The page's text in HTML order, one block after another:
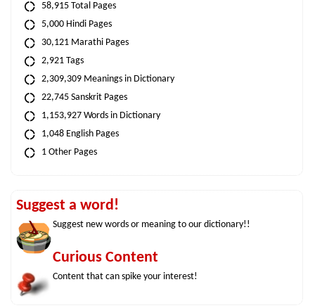
58,915 Total Pages
5,000 Hindi Pages
30,121 Marathi Pages
2,921 Tags
2,309,309 Meanings in Dictionary
22,745 Sanskrit Pages
1,153,927 Words in Dictionary
1,048 English Pages
1 Other Pages
Suggest a word!
Suggest new words or meaning to our dictionary!!
Curious Content
Content that can spike your interest!